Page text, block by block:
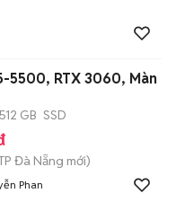
5500, RTX 3060, Màn
512 GB SSD
Đà Nẵng mới)
Phan